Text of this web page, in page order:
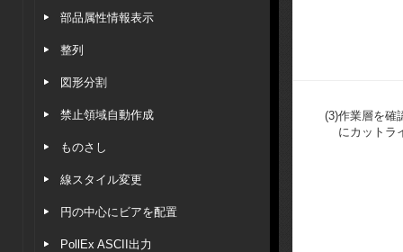
部品属性情報表示
整列
図形分割
禁止領域自動作成
ものさし
線スタイル変更
円の中心にビアを配置
PollEx ASCII出力
(3)作業層を確
にカットラ